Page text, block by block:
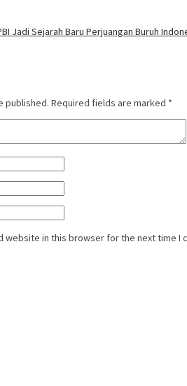
Jadi Sejarah Baru Perjuangan Buruh
published. Required fields are marked *
website in this browser for the next time I